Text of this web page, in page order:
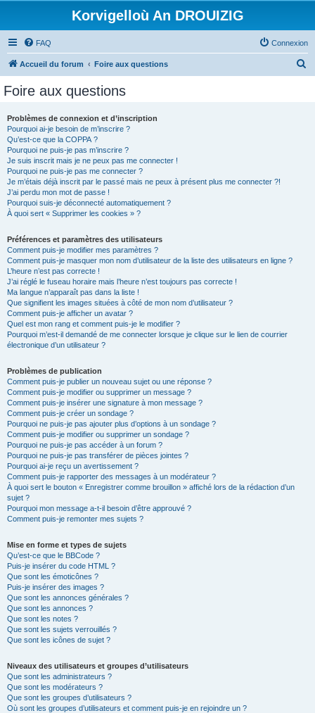
Korvigelloù An DROUIZIG
FAQ Connexion
Accueil du forum Foire aux questions
Foire aux questions
Problèmes de connexion et d’inscription
Pourquoi ai-je besoin de m’inscrire ?
Qu’est-ce que la COPPA ?
Pourquoi ne puis-je pas m’inscrire ?
Je suis inscrit mais je ne peux pas me connecter !
Pourquoi ne puis-je pas me connecter ?
Je m’étais déjà inscrit par le passé mais ne peux à présent plus me connecter ?!
J’ai perdu mon mot de passe !
Pourquoi suis-je déconnecté automatiquement ?
À quoi sert « Supprimer les cookies » ?
Préférences et paramètres des utilisateurs
Comment puis-je modifier mes paramètres ?
Comment puis-je masquer mon nom d’utilisateur de la liste des utilisateurs en ligne ?
L’heure n’est pas correcte !
J’ai réglé le fuseau horaire mais l’heure n’est toujours pas correcte !
Ma langue n’apparaît pas dans la liste !
Que signifient les images situées à côté de mon nom d’utilisateur ?
Comment puis-je afficher un avatar ?
Quel est mon rang et comment puis-je le modifier ?
Pourquoi m’est-il demandé de me connecter lorsque je clique sur le lien de courrier
électronique d’un utilisateur ?
Problèmes de publication
Comment puis-je publier un nouveau sujet ou une réponse ?
Comment puis-je modifier ou supprimer un message ?
Comment puis-je insérer une signature à mon message ?
Comment puis-je créer un sondage ?
Pourquoi ne puis-je pas ajouter plus d’options à un sondage ?
Comment puis-je modifier ou supprimer un sondage ?
Pourquoi ne puis-je pas accéder à un forum ?
Pourquoi ne puis-je pas transférer de pièces jointes ?
Pourquoi ai-je reçu un avertissement ?
Comment puis-je rapporter des messages à un modérateur ?
À quoi sert le bouton « Enregistrer comme brouillon » affiché lors de la rédaction d’un
sujet ?
Pourquoi mon message a-t-il besoin d’être approuvé ?
Comment puis-je remonter mes sujets ?
Mise en forme et types de sujets
Qu’est-ce que le BBCode ?
Puis-je insérer du code HTML ?
Que sont les émoticônes ?
Puis-je insérer des images ?
Que sont les annonces générales ?
Que sont les annonces ?
Que sont les notes ?
Que sont les sujets verrouillés ?
Que sont les icônes de sujet ?
Niveaux des utilisateurs et groupes d’utilisateurs
Que sont les administrateurs ?
Que sont les modérateurs ?
Que sont les groupes d’utilisateurs ?
Où sont les groupes d’utilisateurs et comment puis-je en rejoindre un ?